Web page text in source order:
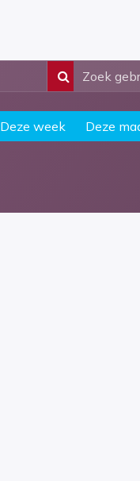
Deze week Deze